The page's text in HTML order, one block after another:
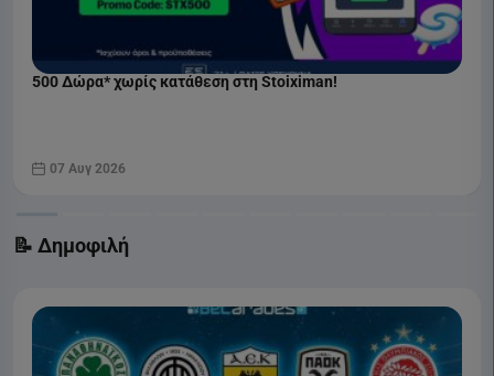
500 Δώρα* χωρίς κατάθεση στη Stoiximan!
07 Αυγ 2026
📝 Δημοφιλή